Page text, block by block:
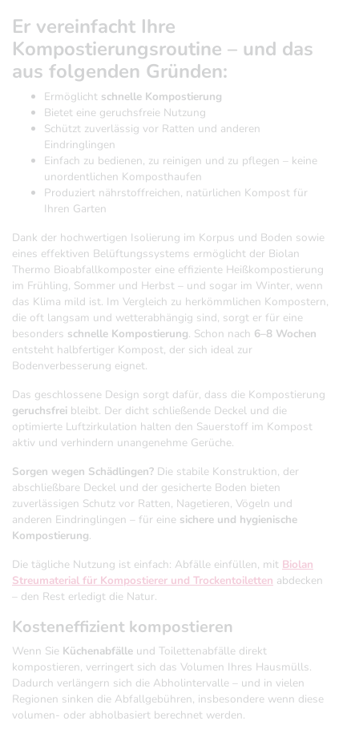
Er vereinfacht Ihre
Kompostierungsroutine – und das
aus folgenden Gründen:
Ermöglicht schnelle Kompostierung
Bietet eine geruchsfreie Nutzung
Schützt zuverlässig vor Ratten und anderen
Eindringlingen
Einfach zu bedienen, zu reinigen und zu pflegen – keine
unordentlichen Komposthaufen
Produziert nährstoffreichen, natürlichen Kompost für
Ihren Garten
Dank der hochwertigen Isolierung im Korpus und Boden sowie
eines effektiven Belüftungssystems ermöglicht der Biolan
Thermo Bioabfallkomposter eine effiziente Heißkompostierung
im Frühling, Sommer und Herbst – und sogar im Winter, wenn
das Klima mild ist. Im Vergleich zu herkömmlichen Kompostern,
die oft langsam und wetterabhängig sind, sorgt er für eine
besonders schnelle Kompostierung. Schon nach 6–8 Wochen
entsteht halbfertiger Kompost, der sich ideal zur
Bodenverbesserung eignet.
Das geschlossene Design sorgt dafür, dass die Kompostierung
geruchsfrei bleibt. Der dicht schließende Deckel und die
optimierte Luftzirkulation halten den Sauerstoff im Kompost
aktiv und verhindern unangenehme Gerüche.
Sorgen wegen Schädlingen? Die stabile Konstruktion, der
abschließbare Deckel und der gesicherte Boden bieten
zuverlässigen Schutz vor Ratten, Nagetieren, Vögeln und
anderen Eindringlingen – für eine sichere und hygienische
Kompostierung.
Die tägliche Nutzung ist einfach: Abfälle einfüllen, mit Biolan
Streumaterial für Kompostierer und Trockentoiletten abdecken
– den Rest erledigt die Natur.
Kosteneffizient kompostieren
Wenn Sie Küchenabfälle und Toilettenabfälle direkt
kompostieren, verringert sich das Volumen Ihres Hausmülls.
Dadurch verlängern sich die Abholintervalle – und in vielen
Regionen sinken die Abfallgebühren, insbesondere wenn diese
volumen- oder abholbasiert berechnet werden.